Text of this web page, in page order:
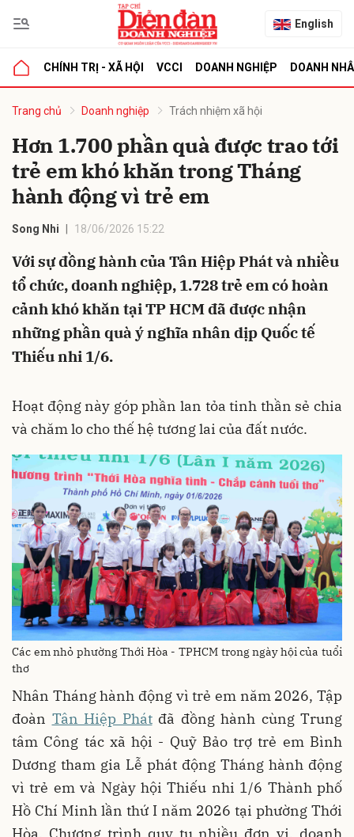
English
CHÍNH TRỊ - XÃ HỘI VCCI DOANH NGHIỆP DOANH
Trang chủ Doanh nghiệp Trách nhiệm xã hội
Hơn 1.700 phần quà được trao tới
trẻ em khó khăn trong Tháng
hành động vì trẻ em
Song Nhi 18/06/2026 15:22
Với sự đồng hành của Tân Hiệp Phát và nhiều
tổ chức, doanh nghiệp, 1.728 trẻ em có hoàn
cảnh khó khăn tại TP HCM đã được nhận
những phần quà ý nghĩa nhân dịp Quốc tế
Thiếu nhi 1/6.
Hoạt động này góp phần lan tỏa tinh thần sẻ chia
và chăm lo cho thế hệ tương lai của đất nước.
Các em nhỏ phường Thới Hòa - TPHCM trong ngày hội của tuổi
thơ
Nhân Tháng hành động vì trẻ em năm 2026, Tập
đoàn Tân Hiệp Phátđã đồng hành cùng Trung
tâm Công tác xã hội - Quỹ Bảo trợ trẻ em Bình
Dương tham gia Lễ phát động Tháng hành động
vì trẻ em và Ngày hội Thiếu nhi 1/6 Thành phố
Hồ Chí Minh lần thứ I năm 2026 tại phường Thới
Hòa. Chương trình quy tụ nhiều đơn vị, doanh
luận
Hủy